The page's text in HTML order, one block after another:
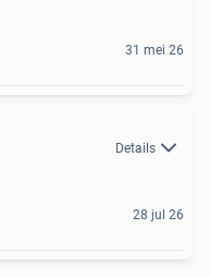
31 mei 26
Details
28 jul 26